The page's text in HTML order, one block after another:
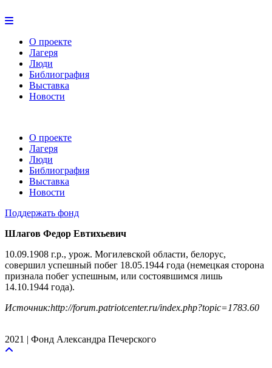
О проекте
Лагеря
Люди
Библиография
Выставка
Новости
О проекте
Лагеря
Люди
Библиография
Выставка
Новости
Поддержать фонд
Шлагов Федор Евтихьевич
10.09.1908 г.р., урож. Могилевской области, белорус,
совершил успешный побег 18.05.1944 года (немецкая сторона
признала побег успешным, или состоявшимся лишь
14.10.1944 года).
Источник:http://forum.patriotcenter.ru/index.php?topic=1783.60
2021 | Фонд Александра Печерского